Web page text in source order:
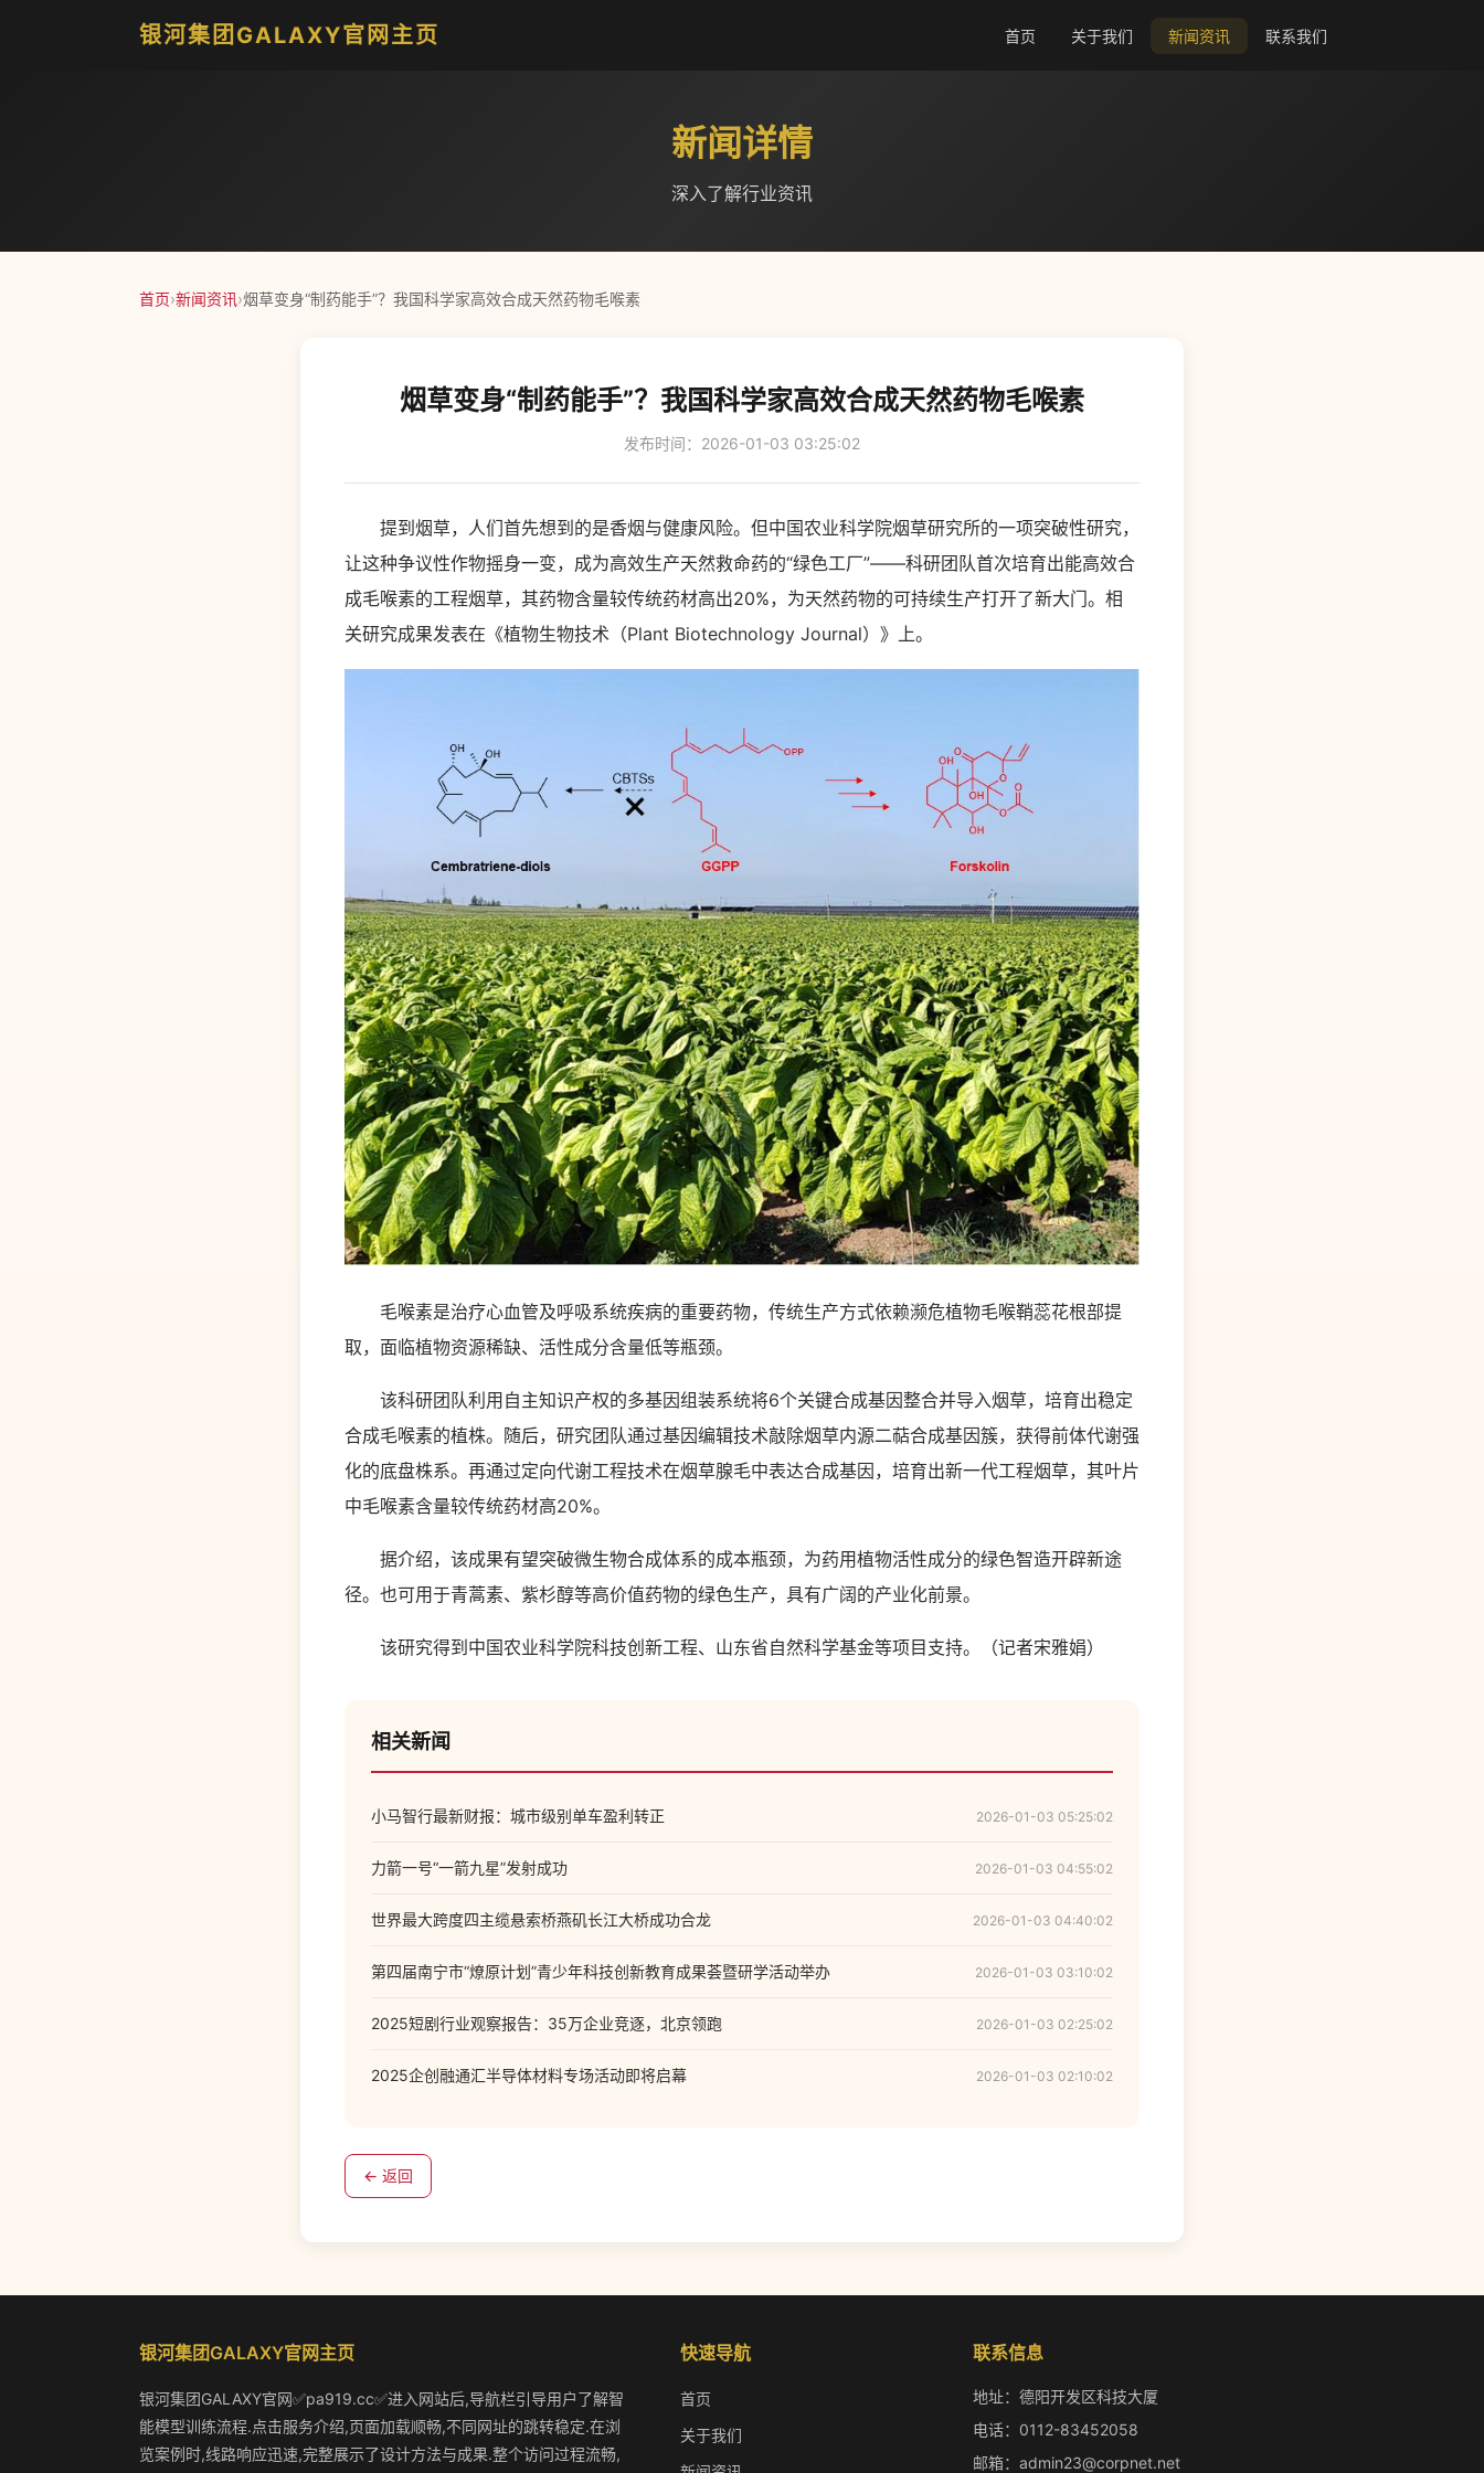
银河集团GALAXY官网主页 首页 关于我们 新闻资讯 联系我们
新闻详情
深入了解行业资讯
首页›新闻资讯›烟草变身“制药能手”？我国科学家高效合成天然药物毛喉素
烟草变身“制药能手”？我国科学家高效合成天然药物毛喉素
发布时间：2026-01-03 03:25:02
提到烟草，人们首先想到的是香烟与健康风险。但中国农业科学院烟草研究所的一项突破性研究，
让这种争议性作物摇身一变，成为高效生产天然救命药的“绿色工厂”——科研团队首次培育出能高效合
成毛喉素的工程烟草，其药物含量较传统药材高出20%，为天然药物的可持续生产打开了新大门。相
关研究成果发表在《植物生物技术（Plant Biotechnology Journal）》上。
毛喉素是治疗心血管及呼吸系统疾病的重要药物，传统生产方式依赖濒危植物毛喉鞘蕊花根部提
取，面临植物资源稀缺、活性成分含量低等瓶颈。
该科研团队利用自主知识产权的多基因组装系统将6个关键合成基因整合并导入烟草，培育出稳定
合成毛喉素的植株。随后，研究团队通过基因编辑技术敲除烟草内源二萜合成基因簇，获得前体代谢强
化的底盘株系。再通过定向代谢工程技术在烟草腺毛中表达合成基因，培育出新一代工程烟草，其叶片
中毛喉素含量较传统药材高20%。
据介绍，该成果有望突破微生物合成体系的成本瓶颈，为药用植物活性成分的绿色智造开辟新途
径。也可用于青蒿素、紫杉醇等高价值药物的绿色生产，具有广阔的产业化前景。
该研究得到中国农业科学院科技创新工程、山东省自然科学基金等项目支持。（记者宋雅娟）
相关新闻
小马智行最新财报：城市级别单车盈利转正 2026-01-03 05:25:02
力箭一号“一箭九星”发射成功 2026-01-03 04:55:02
世界最大跨度四主缆悬索桥燕矶长江大桥成功合龙 2026-01-03 04:40:02
第四届南宁市“燎原计划”青少年科技创新教育成果荟暨研学活动举办 2026-01-03 03:10:02
2025短剧行业观察报告：35万企业竞逐，北京领跑 2026-01-03 02:25:02
2025企创融通汇半导体材料专场活动即将启幕 2026-01-03 02:10:02
← 返回
银河集团GALAXY官网主页
银河集团GALAXY官网✅pa919.cc✅进入网站后,导航栏引导用户了解智
能模型训练流程.点击服务介绍,页面加载顺畅,不同网址的跳转稳定.在浏
览案例时,线路响应迅速,完整展示了设计方法与成果.整个访问过程流畅,
快速导航
首页
关于我们
联系信息
地址：德阳开发区科技大厦
电话：0112-83452058
邮箱：admin23@corpnet.net